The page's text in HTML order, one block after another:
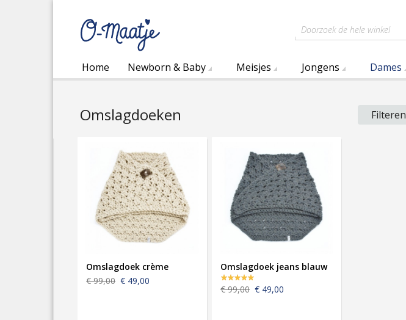
Doorzoek de hele winkel
Home Newborn & Baby Meisjes Jongens Dames
Omslagdoeken Filteren
Omslagdoek crème
€ 99,00 € 49,00
Omslagdoek jeans blauw
€ 99,00 € 49,00